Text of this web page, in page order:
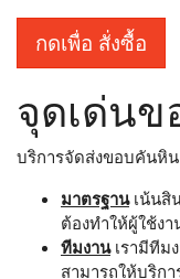
กดเพื่อ สั่งซื้อ
จุดเด่นข
บริการจัดส่งขอบคันหิน
มาตรฐานเน้นสิ
ต้องทำให้ผู้ใช้ง
ทีมงานเรามีทีม
สามารถให้บริก